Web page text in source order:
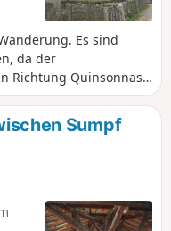
Es sind
da der
Richtung Quinsonnas
Berge. Sie kommen
dem Schloss von
und der Kirche
Sie durch das
Sumpf